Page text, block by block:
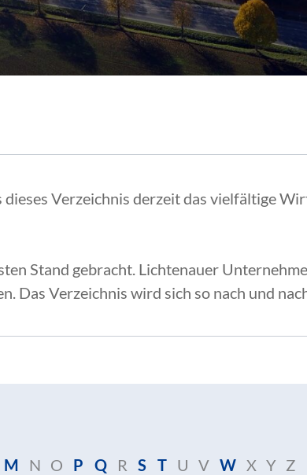
Verzeichnis derzeit das vielfältige
Stand gebracht. Lichtenauer
Das Verzeichnis wird sich so nach und
M N O P Q R S T U V W X Y Z